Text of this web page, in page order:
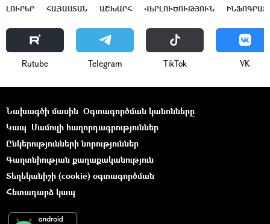
ԼՈՒՐԵՐ ՀԱՅԱՍՏԱՆ ԱՇԽԱՐՀ ՎԵՐԼՈՒԾՈՒԹՅՈՒՆ
Rutube Telegram ТikТоk VK
Նախագծի մասին Օգտագործման կանոնները
Կապ Մամուլի հաղորդագրություններ
Ընկերությունների նորություններ
Գաղտնիության քաղաքականություն
Տեղեկանիշի (cookie) օգտագործման
Հետադարձ կապ